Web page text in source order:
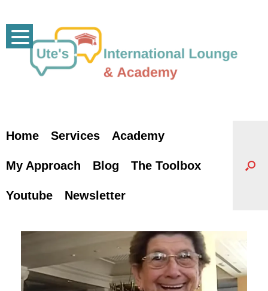
content
Home Services Academy
My Approach Blog The Toolbox
Youtube Newsletter